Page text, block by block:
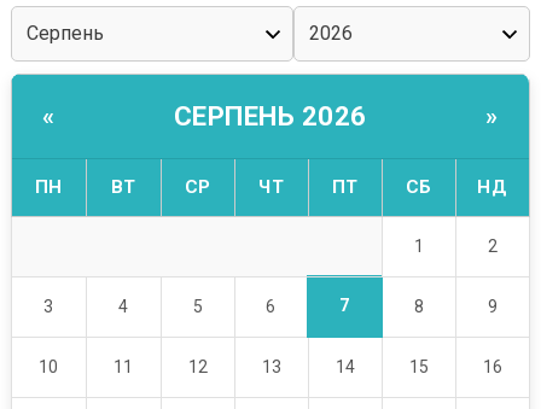
« СЕРПЕНЬ 2026 »
ПН ВТ СР ЧТ ПТ СБ НД
1 2
3 4 5 6 7 8 9
10 11 12 13 14 15 16